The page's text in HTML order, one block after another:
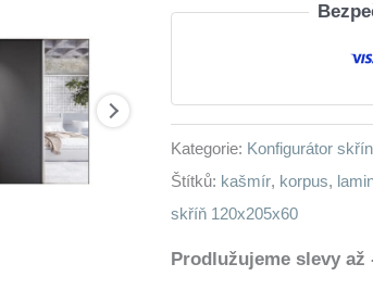
Kategorie: Konfigurátor
Štítků: kašmír, korpus,
skříň 120x205x60
Prodlužujeme slevy až